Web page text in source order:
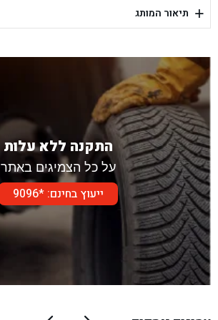
בן גל - דור אלון הר טוב - בית שמש + תיאור המותג
התקנה ללא עלות
על כל הצמיגים באתר
ייעוץ בחינם: *9096